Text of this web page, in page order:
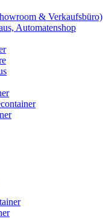
& Verkaufsbüro)
Automatenshop